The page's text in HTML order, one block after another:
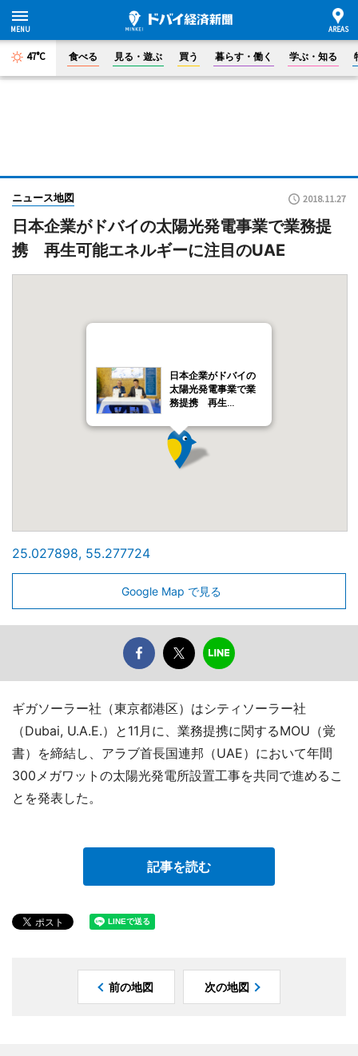
47°C 食べる 見る・遊ぶ 買う 暮らす・働く 学ぶ・知る
ニュース地図 2018.11.27
日本企業がドバイの太陽光発電事業で業務提
携 再生可能エネルギーに注目のUAE
日本企業がドバイの
太陽光発電事業で業
務提携 再生…
25.027898, 55.277724
Google Map で見る
ギガソーラー社（東京都港区）はシティソーラー社
（Dubai, U.A.E.）と11月に、業務提携に関するMOU（覚
書）を締結し、アラブ首長国連邦（UAE）において年間
300メガワットの太陽光発電所設置工事を共同で進めるこ
とを発表した。
記事を読む
前の地図 次の地図